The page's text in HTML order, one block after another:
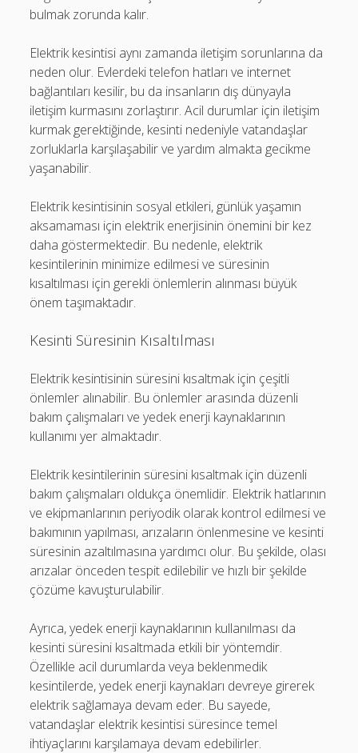
bulmak zorunda kalır.
Elektrik kesintisi aynı zamanda iletişim sorunlarına da
neden olur. Evlerdeki telefon hatları ve internet
bağlantıları kesilir, bu da insanların dış dünyayla
iletişim kurmasını zorlaştırır. Acil durumlar için iletişim
kurmak gerektiğinde, kesinti nedeniyle vatandaşlar
zorluklarla karşılaşabilir ve yardım almakta gecikme
yaşanabilir.
Elektrik kesintisinin sosyal etkileri, günlük yaşamın
aksamaması için elektrik enerjisinin önemini bir kez
daha göstermektedir. Bu nedenle, elektrik
kesintilerinin minimize edilmesi ve süresinin
kısaltılması için gerekli önlemlerin alınması büyük
önem taşımaktadır.
Kesinti Süresinin Kısaltılması
Elektrik kesintisinin süresini kısaltmak için çeşitli
önlemler alınabilir. Bu önlemler arasında düzenli
bakım çalışmaları ve yedek enerji kaynaklarının
kullanımı yer almaktadır.
Elektrik kesintilerinin süresini kısaltmak için düzenli
bakım çalışmaları oldukça önemlidir. Elektrik hatlarının
ve ekipmanlarının periyodik olarak kontrol edilmesi ve
bakımının yapılması, arızaların önlenmesine ve kesinti
süresinin azaltılmasına yardımcı olur. Bu şekilde, olası
arızalar önceden tespit edilebilir ve hızlı bir şekilde
çözüme kavuşturulabilir.
Ayrıca, yedek enerji kaynaklarının kullanılması da
kesinti süresini kısaltmada etkili bir yöntemdir.
Özellikle acil durumlarda veya beklenmedik
kesintilerde, yedek enerji kaynakları devreye girerek
elektrik sağlamaya devam eder. Bu sayede,
vatandaşlar elektrik kesintisi süresince temel
ihtiyaçlarını karşılamaya devam edebilirler.